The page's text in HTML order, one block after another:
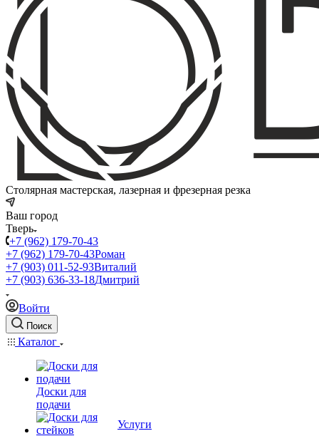
Столярная мастерская, лазерная и фрезерная резка
Ваш город
Тверь
+7 (962) 179-70-43
+7 (962) 179-70-43Роман
+7 (903) 011-52-93Виталий
+7 (903) 636-33-18Дмитрий
Войти
Поиск
Каталог
Доски для
подачи
Услуги